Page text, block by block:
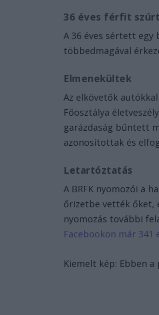
36 éves férfit
A 36 éves sértett
többedmagával
Elmenekültek
Az elkövetők
Főosztálya
garázdaság bűntett
azonosítottak és
Letartóztatás
A BRFK nyomozói a
őrizetbe vették őket,
nyomozás további
Facebookon már
Kiemelt kép: Ebben